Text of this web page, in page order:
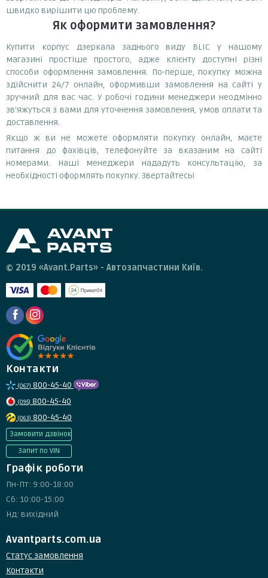
швидко вирішити цю проблему.
Як оформити замовлення?
Купити корпус дзеркала заднього виду BLIC у нашому
магазині простіше простого, адже клієнту доступні різні
способи оформлення замовлення. По-перше, покупку можна
здійснити 24/7 онлайн, оформивши замовлення на сайті у
зручний для вас час. У робочі години менеджери неодмінно
зв'яжуться з вами для уточнення замовлення, умов оплати та
доставлення.
Якщо ж ви не можете оформляти покупку онлайн, маєте
питання до фахівців, телефонуйте за вказаним на сайті
номерами. Наші менеджери нададуть консультацію, за
необхідності оформлять покупку. Звертайтесь!
© 2019 «Avant.Parts» - Автозапчастини Київ.
Контакти
(067) 800-45-40
(095) 800-45-40
(063) 800-45-40
Замовити дзвінок
Запит по VIN
Графік роботи
Пн-Пт: 9:00-18:00
Сб: 10:00-15:00
Нд: вихідний
Avantparts.com.ua
Статус замовлення
Контакти